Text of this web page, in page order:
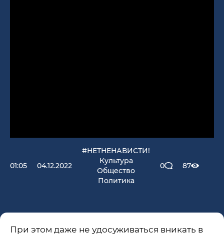
01:05 04.12.2022
#НЕТНЕНАВИСТИ!
Культура
Общество
Политика
0 87
При этом даже не удосуживаться вникать в